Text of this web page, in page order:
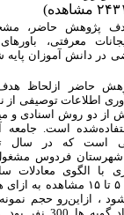
حاضر، مشخص
معرفتی،
در دانش آموزان پایه
حاضر ازلحاظ هدف
اطلاعات توصیفی از
از دو روش اسنادی و
است. جامعه
فردوس مشغول
با الگوی معادلات
می‌تواند بین ۵ تا ۱۵ مشاهده
، ازاین‌رو حجم